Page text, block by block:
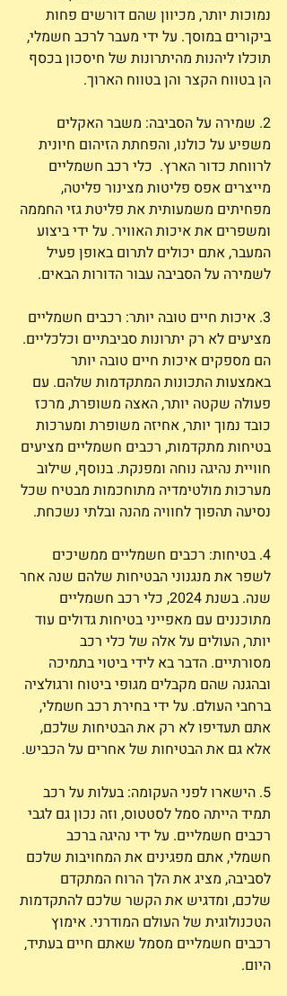
נמוכות יותר, מכיוון שהם דורשים פחות
ביקורים במוסך. על ידי מעבר לרכב חשמלי,
תוכלו ליהנות מהיתרונות של חיסכון בכסף
הן בטווח הקצר והן בטווח הארוך.
2. שמירה על הסביבה: משבר האקלים
משפיע על כולנו, והפחתת הזיהום חיונית
לרווחת כדור הארץ.  כלי רכב חשמליים
מייצרים אפס פליטות מצינור פליטה,
מפחיתים משמעותית את פליטת גזי החממה
ומשפרים את איכות האוויר. על ידי ביצוע
המעבר, אתם יכולים לתרום באופן פעיל
לשמירה על הסביבה עבור הדורות הבאים.
3. איכות חיים טובה יותר: רכבים חשמליים
מציעים לא רק יתרונות סביבתיים וכלכליים.
הם מספקים איכות חיים טובה יותר
באמצעות התכונות המתקדמות שלהם. עם
פעולה שקטה יותר, האצה משופרת, מרכז
כובד נמוך יותר, אחיזה משופרת ומערכות
בטיחות מתקדמות, רכבים חשמליים מציעים
חוויית נהיגה נוחה ומפנקת. בנוסף, שילוב
מערכות מולטימדיה מתוחכמות מבטיח שכל
נסיעה תהפוך לחוויה מהנה ובלתי נשכחת.
4. בטיחות: רכבים חשמליים ממשיכים
לשפר את מנגנוני הבטיחות שלהם שנה אחר
שנה. בשנת 2024, כלי רכב חשמליים
מתוכננים עם מאפייני בטיחות גדולים עוד
יותר, העולים על אלה של כלי רכב
מסורתיים. הדבר בא לידי ביטוי בתמיכה
ובהגנה שהם מקבלים מגופי ביטוח ורגולציה
ברחבי העולם. על ידי בחירת רכב חשמלי,
אתם תעדיפו לא רק את הבטיחות שלכם,
אלא גם את הבטיחות של אחרים על הכביש.
5. הישארו לפני העקומה: בעלות על רכב
תמיד הייתה סמל לסטטוס, וזה נכון גם לגבי
רכבים חשמליים. על ידי נהיגה ברכב
חשמלי, אתם מפגינים את המחויבות שלכם
לסביבה, מציג את הלך הרוח המתקדם
שלכם, ומדגיש את הקשר שלכם להתקדמות
הטכנולוגית של העולם המודרני. אימוץ
רכבים חשמליים מסמל שאתם חיים בעתיד,
היום.